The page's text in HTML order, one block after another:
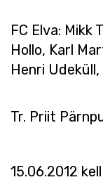
FC Elva: Mikk
Hollo, Karl
Henri
Tr. Priit
15.06.2012